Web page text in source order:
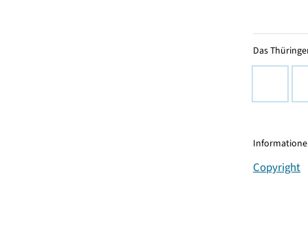
Das
Copyright